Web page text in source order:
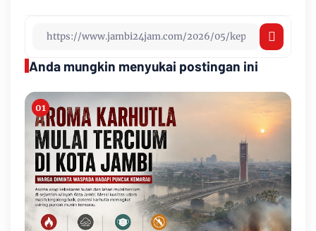
Anda mungkin menyukai postingan ini